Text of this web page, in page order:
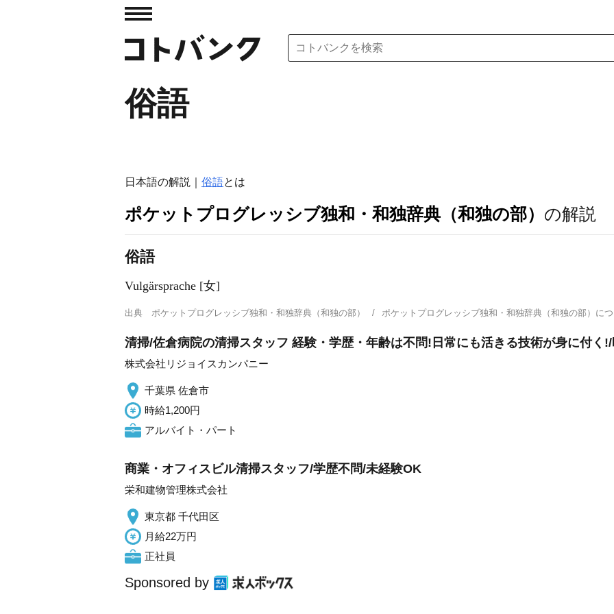
俗語
日本語の解説｜ 俗語とは
ポケットプログレッシブ独和・和独辞典（和独の部） の解説
俗語
Vulgärsprache [女]
出典 ポケットプログレッシブ独和・和独辞典（和独の部） ポケットプログレッシブ独和・和独辞典（和独の部）
清掃/佐倉病院の清掃スタッフ 経験・学歴・年齢は不問!日常にも活きる技術が身に付く
株式会社リジョイスカンパニー
千葉県 佐倉市
時給1,200円
アルバイト・パート
商業・オフィスビル清掃スタッフ/学歴不問/未経験OK
栄和建物管理株式会社
東京都 千代田区
月給22万円
正社員
Sponsored by